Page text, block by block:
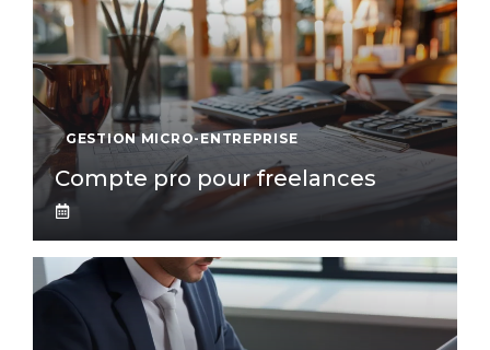
GESTION MICRO-ENTREPRISE
Compte pro pour freelances